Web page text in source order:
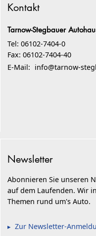
Kontakt
Tarnow-Stegbauer
Tel: 06102-7404-0
Fax: 06102-7404-40
E-Mail: info@tarnow-
Newsletter
Abonnieren Sie unseren
auf dem Laufenden. Wir
Themen rund um's Auto.
Zur Newsletter-